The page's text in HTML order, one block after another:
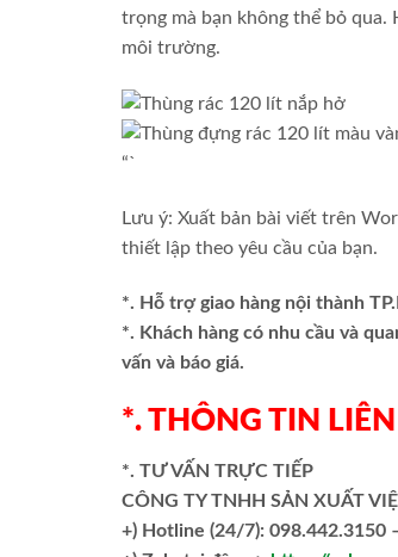
trọng mà bạn không thể bỏ qua.
môi trường.
“`
Lưu ý: Xuất bản bài viết trên
thiết lập theo yêu cầu của bạn.
*. Hỗ trợ giao hàng nội thành
*. Khách hàng có nhu cầu và
vấn và báo giá.
*. THÔNG TIN
*. TƯ VẤN TRỰC TIẾP
CÔNG TY TNHH SẢN XUẤT
+) Hotline (24/7): 098.442.3150